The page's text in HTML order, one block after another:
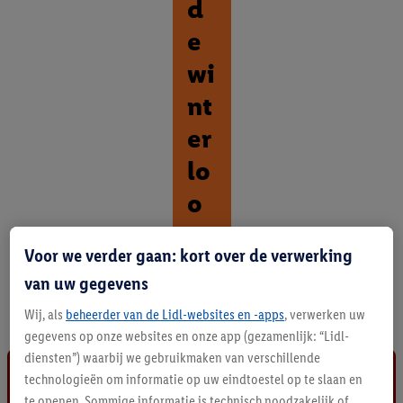
d
e
wi
nt
er
lo
o
p.
d
e
k
a
l
Voor we verder gaan: kort over de verwerking
van uw gegevens
Wij, als beheerder van de Lidl-websites en -apps, verwerken uw
gegevens op onze websites en onze app (gezamenlijk: “Lidl-
diensten”) waarbij we gebruikmaken van verschillende
technologieën om informatie op uw eindtoestel op te slaan en